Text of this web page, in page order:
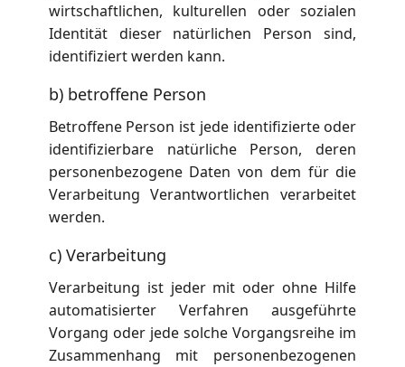
wirtschaftlichen, kulturellen oder sozialen
Identität dieser natürlichen Person sind,
identifiziert werden kann.
b) betroffene Person
Betroffene Person ist jede identifizierte oder
identifizierbare natürliche Person, deren
personenbezogene Daten von dem für die
Verarbeitung Verantwortlichen verarbeitet
werden.
c) Verarbeitung
Verarbeitung ist jeder mit oder ohne Hilfe
automatisierter Verfahren ausgeführte
Vorgang oder jede solche Vorgangsreihe im
Zusammenhang mit personenbezogenen